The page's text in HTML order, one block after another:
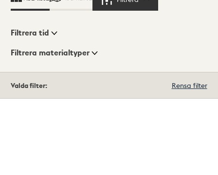
Visningsläge
Filtrera tid
Filtrera materialtyper
träffar
Valda filter: Rensa filter